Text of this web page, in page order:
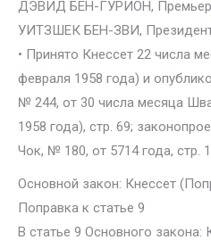
ДЭВИД БЕН-ГУРИОН,
УИТЗШЕК БЕН-ЗВИ,
• Принято Кнессет 22 числа
февраля 1958 года) и
№ 244, от 30 числа месяца
1958 года), стр. 69;
Чок, № 180, от 5714 года, стр.
Основной закон: Кнессет
Поправка к статье 9
В статье 9 Основного закона: